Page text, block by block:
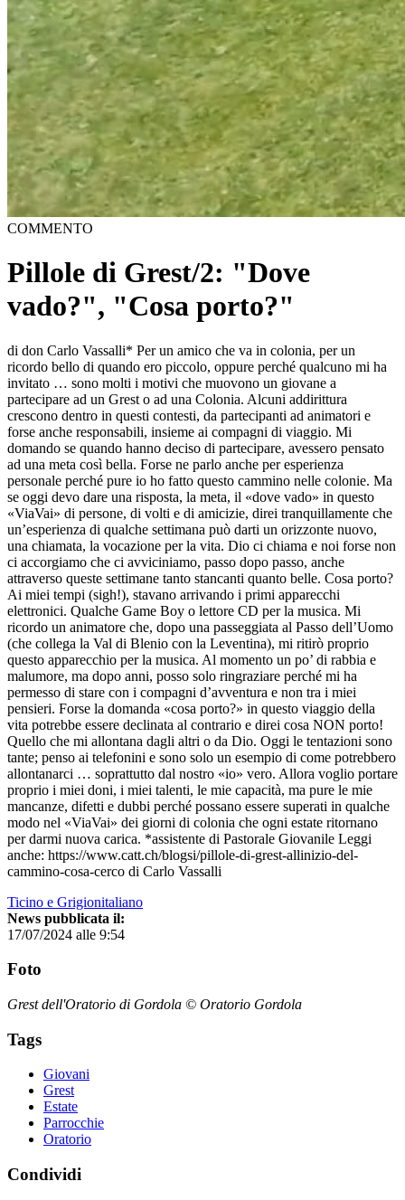
COMMENTO
Pillole di Grest/2: "Dove
vado?", "Cosa porto?"
di don Carlo Vassalli* Per un amico che va in colonia, per un
ricordo bello di quando ero piccolo, oppure perché qualcuno mi ha
invitato … sono molti i motivi che muovono un giovane a
partecipare ad un Grest o ad una Colonia. Alcuni addirittura
crescono dentro in questi contesti, da partecipanti ad animatori e
forse anche responsabili, insieme ai compagni di viaggio. Mi
domando se quando hanno deciso di partecipare, avessero pensato
ad una meta così bella. Forse ne parlo anche per esperienza
personale perché pure io ho fatto questo cammino nelle colonie. Ma
se oggi devo dare una risposta, la meta, il «dove vado» in questo
«ViaVai» di persone, di volti e di amicizie, direi tranquillamente che
un’esperienza di qualche settimana può darti un orizzonte nuovo,
una chiamata, la vocazione per la vita. Dio ci chiama e noi forse non
ci accorgiamo che ci avviciniamo, passo dopo passo, anche
attraverso queste settimane tanto stancanti quanto belle. Cosa porto?
Ai miei tempi (sigh!), stavano arrivando i primi apparecchi
elettronici. Qualche Game Boy o lettore CD per la musica. Mi
ricordo un animatore che, dopo una passeggiata al Passo dell’Uomo
(che collega la Val di Blenio con la Leventina), mi ritirò proprio
questo apparecchio per la musica. Al momento un po’ di rabbia e
malumore, ma dopo anni, posso solo ringraziare perché mi ha
permesso di stare con i compagni d’avventura e non tra i miei
pensieri. Forse la domanda «cosa porto?» in questo viaggio della
vita potrebbe essere declinata al contrario e direi cosa NON porto!
Quello che mi allontana dagli altri o da Dio. Oggi le tentazioni sono
tante; penso ai telefonini e sono solo un esempio di come potrebbero
allontanarci … soprattutto dal nostro «io» vero. Allora voglio portare
proprio i miei doni, i miei talenti, le mie capacità, ma pure le mie
mancanze, difetti e dubbi perché possano essere superati in qualche
modo nel «ViaVai» dei giorni di colonia che ogni estate ritornano
per darmi nuova carica. *assistente di Pastorale Giovanile Leggi
anche: https://www.catt.ch/blogsi/pillole-di-grest-allinizio-del-
cammino-cosa-cerco di Carlo Vassalli
Ticino e Grigionitaliano
News pubblicata il:
17/07/2024 alle 9:54
Foto
Grest dell'Oratorio di Gordola © Oratorio Gordola
Tags
Giovani
Grest
Estate
Parrocchie
Oratorio
Condividi